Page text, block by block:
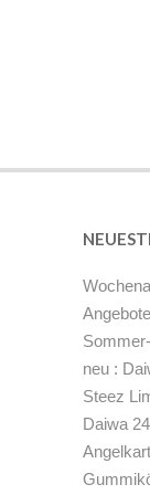
neu :
Steez
Daiwa